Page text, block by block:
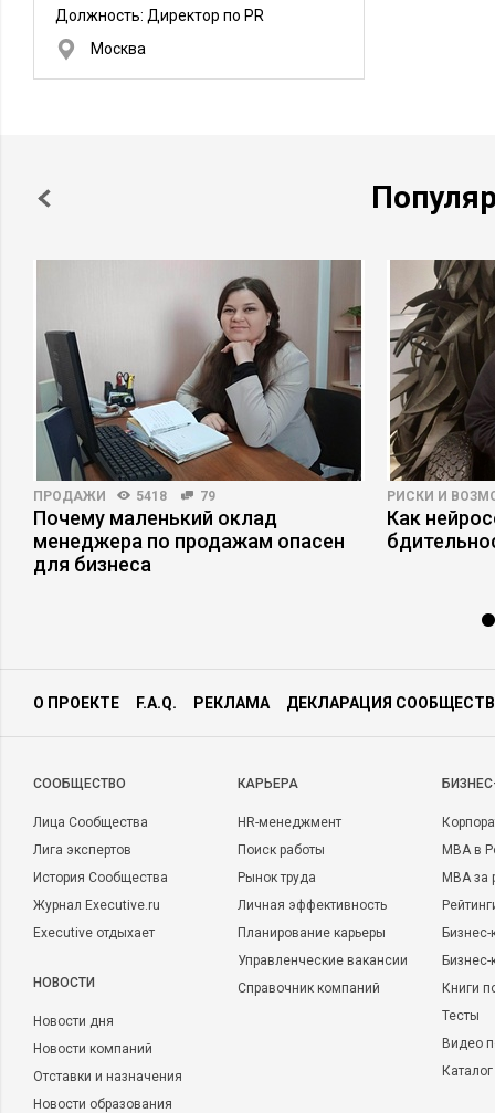
Должность: Директор по PR
Москва
ПРОДАЖИ 5418 79
Почему маленький оклад
менеджера по продажам опасен
для бизнеса
РИСКИ И
Как
О ПРОЕКТЕ F.A.Q. РЕКЛАМА ДЕКЛАРАЦИЯ
CООБЩЕСТВО
Лица Сообщества
Лига экспертов
История Сообщества
Журнал Executive.ru
Executive отдыхает
НОВОСТИ
Новости дня
Новости компаний
Отставки и назначения
Новости образования
КАРЬЕРА
HR-менеджмент
Поиск работы
Рынок труда
Личная эффективность
Планирование карьеры
Управленческие вакансии
Справочник компаний
MBA в
MBA
Бизнес-
Книги
Тесты
Видео